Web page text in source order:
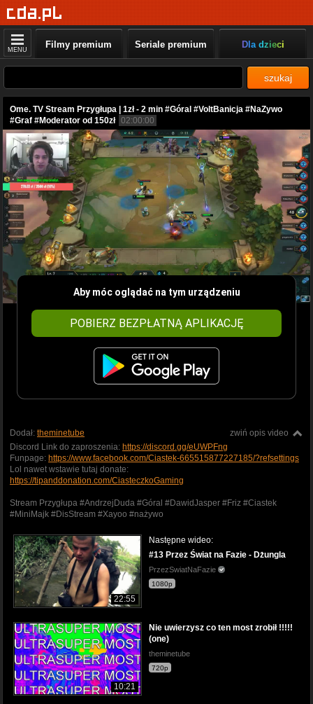
MENU Filmy premium Seriale premium Dla dzieci
szukaj
Ome. TV Stream Przygłupa | 1zł - 2 min #Góral #VoltBanicja #NaZywo
#Graf #Moderator od 150zł 02:00:00
Aby móc oglądać na tym urządzeniu
POBIERZ BEZPŁATNĄ APLIKACJĘ
zwiń opis video
Dodał: theminetube
Discord Link do zaproszenia: https://discord.gg/eUWPFng
Funpage: https://www.facebook.com/Ciastek-665515877227185/?refsettings
Lol nawet wstawie tutaj donate:
https://tipanddonation.com/CiasteczkoGaming
Stream Przygłupa #AndrzejDuda #Góral #DawidJasper #Friz #Ciastek
#MiniMajk #DisStream #Xayoo #nażywo
22:55
Następne wideo:
#13 Przez Świat na Fazie - Dżungla
PrzezSwiatNaFazie
1080p
10:21
Nie uwierzysz co ten most zrobił !!!!!
(one)
theminetube
720p